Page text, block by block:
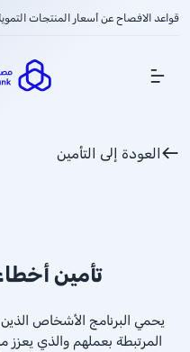
قواعد الافصاح عن أسعار المنتجات
Show Menu
العودة إلى التأمين
تأمين
يحمي البرنامج الأشخاص
المرتبطة بعملهم والذي